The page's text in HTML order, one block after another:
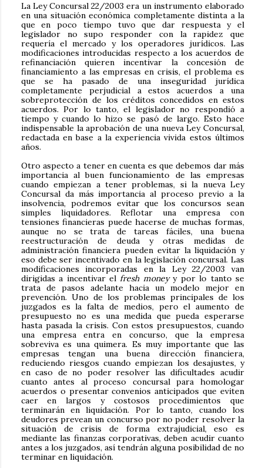
La Ley Concursal 22/2003 era un instrumento elaborado
en una situación económica completamente distinta a la
que en poco tiempo tuvo que dar respuesta y el
legislador no supo responder con la rapidez que
requería el mercado y los operadores jurídicos. Las
modificaciones introducidas respecto a los acuerdos de
refinanciación quieren incentivar la concesión de
financiamiento a las empresas en crisis, el problema es
que se ha pasado de una inseguridad jurídica
completamente perjudicial a estos acuerdos a una
sobreprotección de los créditos concedidos en estos
acuerdos. Por lo tanto, el legislador no respondió a
tiempo y cuando lo hizo se pasó de largo. Esto hace
indispensable la aprobación de una nueva Ley Concursal,
redactada en base a la experiencia vivida estos últimos
años.
Otro aspecto a tener en cuenta es que debemos dar más
importancia al buen funcionamiento de las empresas
cuando empiezan a tener problemas, si la nueva Ley
Concursal da más importancia al proceso previo a la
insolvencia, podremos evitar que los concursos sean
simples liquidadores. Reflotar una empresa con
tensiones financieras puede hacerse de muchas formas,
aunque no se trata de tareas fáciles, una buena
reestructuración de deuda y otras medidas de
administración financiera pueden evitar la liquidación y
eso debe ser incentivado en la legislación concursal. Las
modificaciones incorporadas en la Ley 22/2003 van
dirigidas a incentivar elfresh moneyy por lo tanto se
trata de pasos adelante hacia un modelo mejor en
prevención. Uno de los problemas principales de los
juzgados es la falta de medios, pero el aumento de
presupuesto no es una medida que pueda esperarse
hasta pasada la crisis. Con estos presupuestos, cuando
una empresa entra en concurso, que la empresa
sobreviva es una quimera. Es muy importante que las
empresas tengan una buena dirección financiera,
reduciendo riesgos cuando empiezan los desajustes, y
en caso de no poder resolver las dificultades acudir
cuanto antes al proceso concursal para homologar
acuerdos o presentar convenios anticipados que eviten
caer en largos y costosos procedimientos que
terminarán en liquidación. Por lo tanto, cuando los
deudores prevean un concurso por no poder resolver la
situación de crisis de forma extrajudicial, eso es
mediante las finanzas corporativas, deben acudir cuanto
antes a los juzgados, así tendrán alguna posibilidad de no
terminar en liquidación.